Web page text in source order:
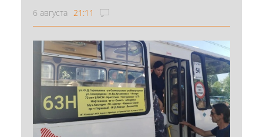
6 августа 21:11